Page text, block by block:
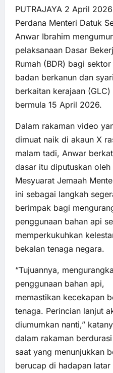
PUTRAJAYA 2 April
Perdana Menteri Datuk
Anwar Ibrahim
pelaksanaan Dasar
Rumah (BDR) bagi
badan berkanun dan
berkaitan kerajaan (GLC)
bermula 15 April 2026.
Dalam rakaman video
dimuat naik di akaun X
malam tadi, Anwar
dasar itu diputuskan oleh
Mesyuarat Jemaah
ini sebagai langkah
berimpak bagi
penggunaan bahan api
memperkukuhkan
bekalan tenaga negara.
“Tujuannya,
penggunaan bahan api,
memastikan kecekapan
tenaga. Perincian lanjut
diumumkan nanti,”
dalam rakaman
saat yang menunjukkan
berucap di hadapan latar